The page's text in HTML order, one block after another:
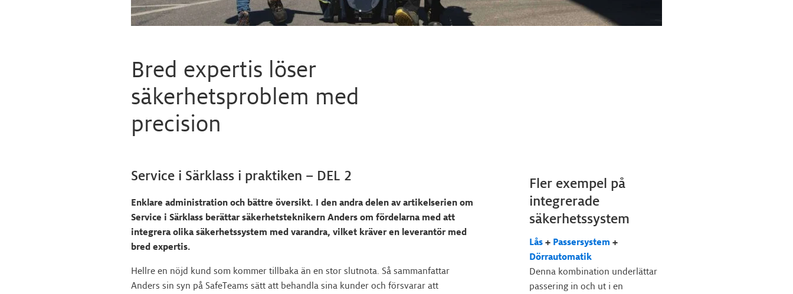
Bred expertis löser
säkerhetsproblem med
precision
Service i Särklass i praktiken – DEL 2
Enklare administration och bättre översikt. I den andra delen av artikelserien om
Service i Särklass berättar säkerhetsteknikern Anders om fördelarna med att
integrera olika säkerhetssystem med varandra, vilket kräver en leverantör med
bred expertis.
Hellre en nöjd kund som kommer tillbaka än en stor slutnota. Så sammanfattar
Anders sin syn på SafeTeams sätt att behandla sina kunder och försvarar att
Fler exempel på
integrerade
säkerhetssystem
Lås + Passersystem +
Dörrautomatik
Denna kombination underlättar
passering in och ut i en